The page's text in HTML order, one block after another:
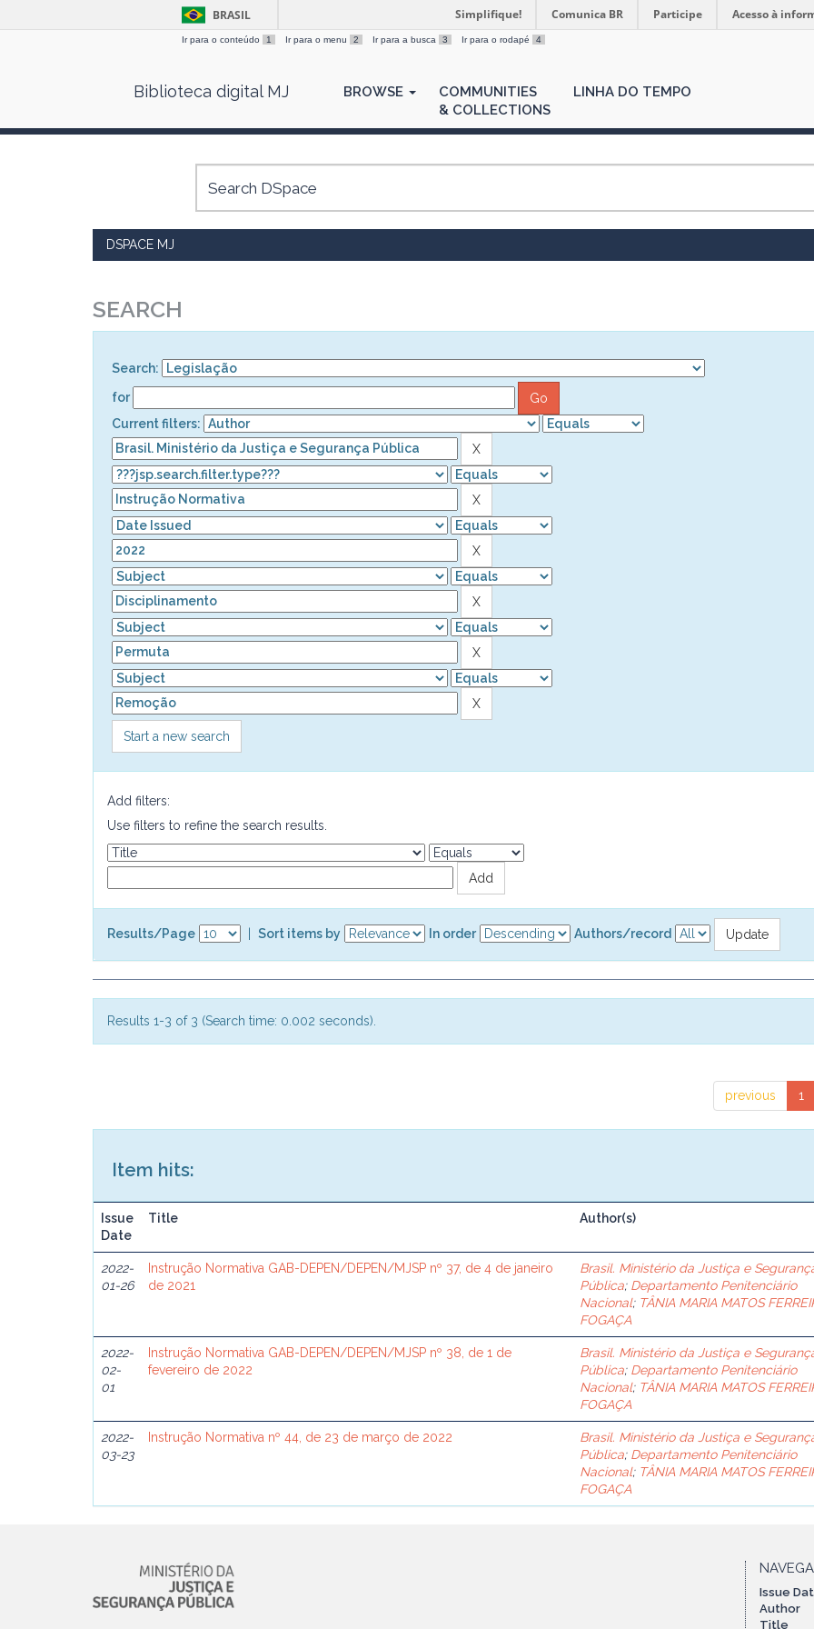
BRASIL Simplifique! Comunica BR Participe Acesso à
Ir para o conteúdo 1 Ir para o menu 2 Ir para a busca 3 Ir para o rodapé 4
Biblioteca digital MJ BROWSE
COMMUNITIES
& COLLECTIONS
LINHA DO TEMPO
DSPACE MJ
SEARCH
Search:
for
Current filters:
Start a new search
Add filters:
Use filters to refine the search results.
Results/Page Sort items by In order Authors/record
Results 1-3 of 3 (Search time: 0.002 seconds).
previous 1
Item hits:
Issue
Date
Title Author(s)
2022-
01-26
Instrução Normativa GAB-DEPEN/DEPEN/MJSP nº 37, de 4 de janeiro
de 2021
Brasil. Ministério da Justiça e
Pública; Departamento Penitenciário
Nacional; TÂNIA MARIA MATOS
FOGAÇA
2022-
02-
01
Instrução Normativa GAB-DEPEN/DEPEN/MJSP nº 38, de 1 de
fevereiro de 2022
Brasil. Ministério da Justiça e
Pública; Departamento Penitenciário
Nacional; TÂNIA MARIA MATOS
FOGAÇA
2022-
03-23
Instrução Normativa nº 44, de 23 de março de 2022
Brasil. Ministério da Justiça e
Pública; Departamento Penitenciário
Nacional; TÂNIA MARIA MATOS
FOGAÇA
Issue
Author
Title